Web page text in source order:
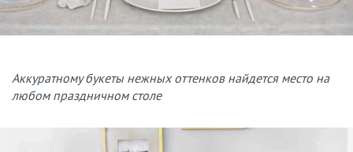
Аккуратному букеты нежных оттенков найдется место на
любом праздничном столе